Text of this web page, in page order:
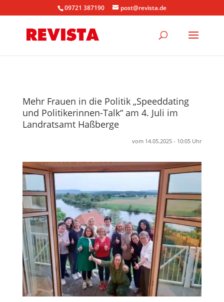
09721 387190 post@revista.de
Mehr Frauen in die Politik „Speeddating
und Politikerinnen-Talk“ am 4. Juli im
Landratsamt Haßberge
vom 14.05.2025 - 10:05 Uhr